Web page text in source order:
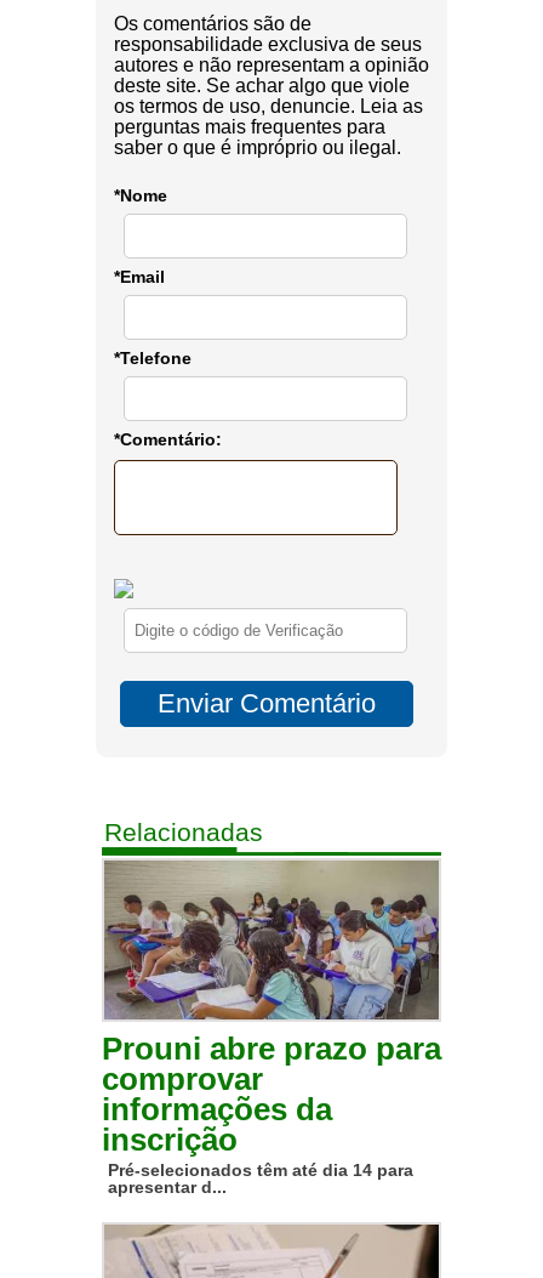
Os comentários são de
responsabilidade exclusiva de seus
autores e não representam a opinião
deste site. Se achar algo que viole
os termos de uso, denuncie. Leia as
perguntas mais frequentes para
saber o que é impróprio ou ilegal.
*Nome
*Email
*Telefone
*Comentário:
Relacionadas
Prouni abre prazo para
comprovar
informações da
inscrição
Pré-selecionados têm até dia 14 para
apresentar d...